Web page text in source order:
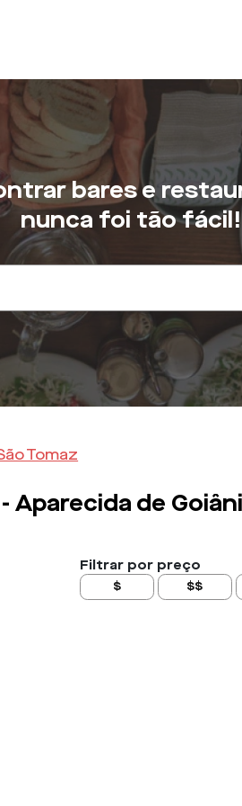
bares e
nunca foi tão fácil!
Tomaz
Aparecida de
Filtrar por preço
$ $$